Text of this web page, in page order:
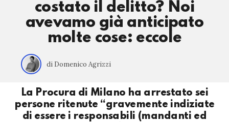
costato il delitto? Noi
avevamo già anticipato
molte cose: eccole
di Domenico Agrizzi
La Procura di Milano ha arrestato sei
persone ritenute “gravemente indiziate
di essere i responsabili (mandanti ed